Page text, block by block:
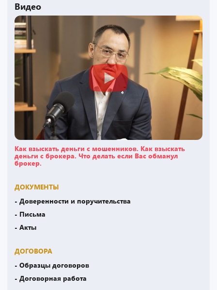
Видео
Как взыскать деньги с мошенников. Как взыскать
деньги с брокера. Что делать если Вас обманул
брокер.
ДОКУМЕНТЫ
- Доверенности и поручительства
- Письма
- Акты
ДОГОВОРА
- Образцы договоров
- Договорная работа